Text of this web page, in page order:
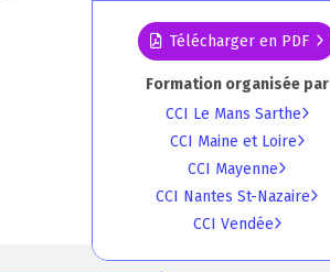
Télécharger en PDF
Formation organisée par
CCI Le Mans Sarthe
CCI Maine et Loire
CCI Mayenne
CCI Nantes St-Nazaire
CCI Vendée